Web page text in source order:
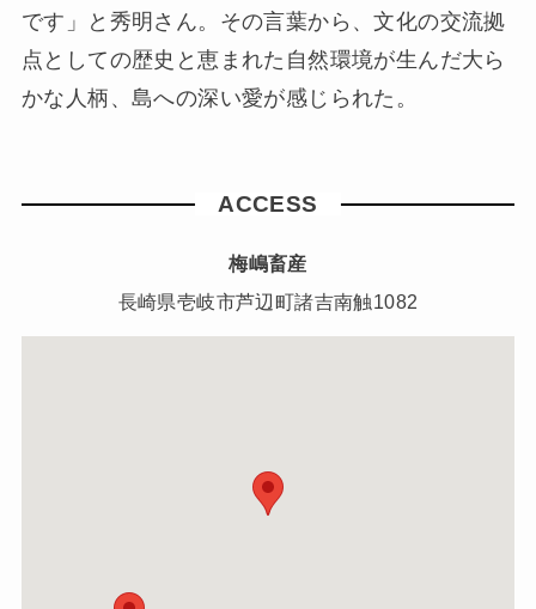
です」と秀明さん。その言葉から、文化の交流拠
点としての歴史と恵まれた自然環境が生んだ大ら
かな人柄、島への深い愛が感じられた。
ACCESS
梅嶋畜産
長崎県壱岐市芦辺町諸吉南触1082